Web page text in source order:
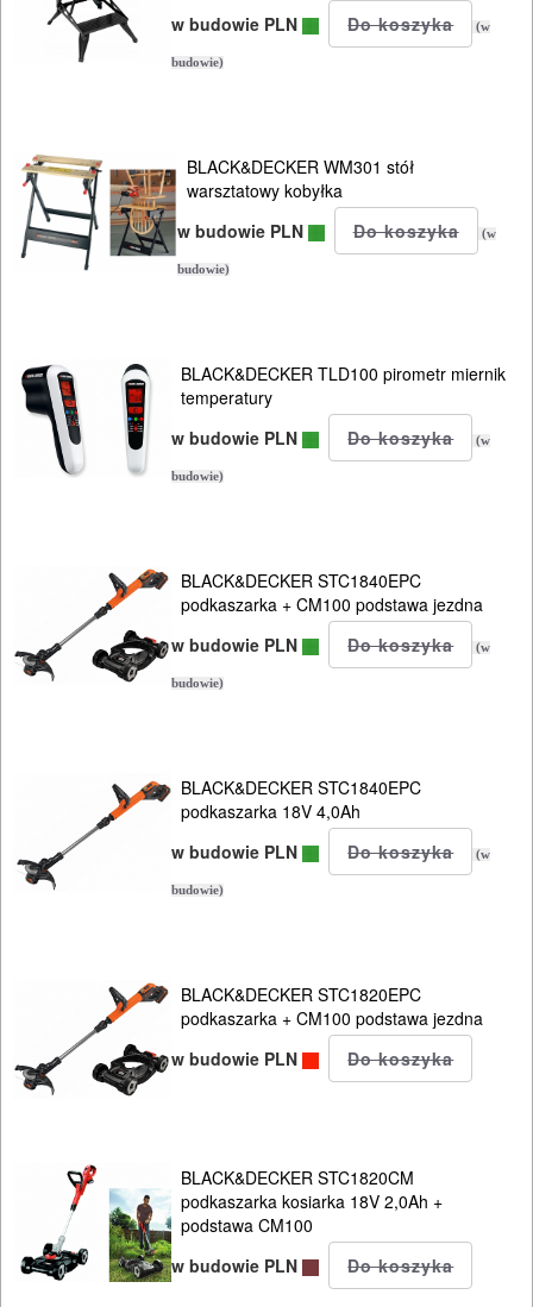
OBRÓBKA
METALU
RĘCZNE
NARZĘDZIA
I
NARZĘDZIA
INSTALACYJNE,
PALNIKI
KOMPRESORY
NARZĘDZIA
SPAWALNICTWO
ROZRUCHOWE
PROSTOWNIKI
I
OSPRZĘT
PRĄDOWE
ODZIEŻ
ROBOCZA
SPRZĘT
AGD
w budowie PLN
(w
budowie)
BLACK&DECKER WM301 stół
warsztatowy kobyłka
w budowie PLN
(w
budowie)
BLACK&DECKER TLD100 pirometr miernik
temperatury
w budowie PLN
(w
budowie)
BLACK&DECKER STC1840EPC
podkaszarka + CM100 podstawa jezdna
w budowie PLN
(w
budowie)
BLACK&DECKER STC1840EPC
podkaszarka 18V 4,0Ah
w budowie PLN
(w
budowie)
BLACK&DECKER STC1820EPC
podkaszarka + CM100 podstawa jezdna
w budowie PLN
BLACK&DECKER STC1820CM
podkaszarka kosiarka 18V 2,0Ah +
podstawa CM100
w budowie PLN